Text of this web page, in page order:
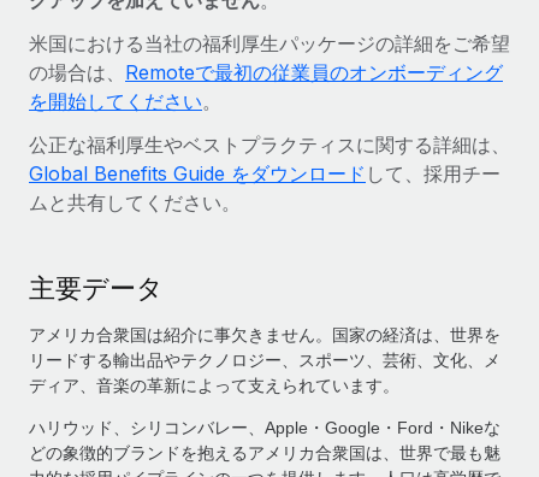
米国における当社の福利厚生パッケージの詳細をご希望
の場合は、 Remoteで最初の従業員のオンボーディング
を開始してください。
公正な福利厚生やベストプラクティスに関する詳細は、
Global Benefits Guide をダウンロード して、採用チー
ムと共有してください。
主要データ
アメリカ合衆国は紹介に事欠きません。国家の経済は、世界を
リードする輸出品やテクノロジー、スポーツ、芸術、文化、メ
ディア、音楽の革新によって支えられています。
ハリウッド、シリコンバレー、Apple・Google・Ford・Nikeな
どの象徴的ブランドを抱えるアメリカ合衆国は、世界で最も魅